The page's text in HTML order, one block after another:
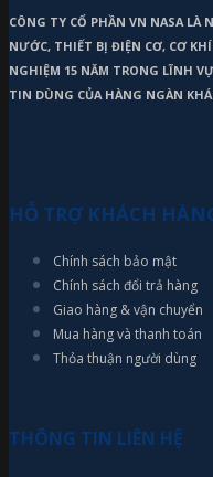
CÔNG TY CỔ PHẦN VN NASA LÀ
NƯỚC, THIẾT BỊ ĐIỆN CƠ, CƠ
NGHIỆM 15 NĂM TRONG LĨNH
TIN DÙNG CỦA HÀNG NGÀN
HỖ TRỢ KHÁCH
Chính sách bảo mật
Chính sách đổi trả hàng
Giao hàng & vận chuyển
Mua hàng và thanh toán
Thỏa thuận người dùng
THÔNG TIN LIÊN HỆ